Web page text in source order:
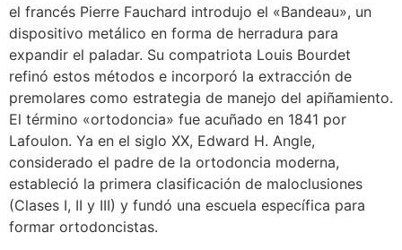
el francés Pierre Fauchard introdujo el «Bandeau», un
dispositivo metálico en forma de herradura para
expandir el paladar. Su compatriota Louis Bourdet
refinó estos métodos e incorporó la extracción de
premolares como estrategia de manejo del apiñamiento.
El término «ortodoncia» fue acuñado en 1841 por
Lafoulon. Ya en el siglo XX, Edward H. Angle,
considerado el padre de la ortodoncia moderna,
estableció la primera clasificación de maloclusiones
(Clases I, II y III) y fundó una escuela específica para
formar ortodoncistas.